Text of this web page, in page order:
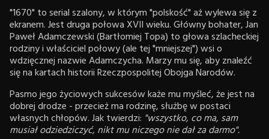
"1670" to serial szalony, w którym "polskość" aż wylewa się z
ekranem. Jest druga połowa XVII wieku. Główny bohater, Jan
Paweł Adamczewski (Bartłomiej Topa) to głowa szlacheckiej
rodziny i właściciel połowy (ale tej "mniejszej") wsi o
wdzięcznej nazwie Adamczycha. Marzy mu się, aby znaleźć
się na kartach historii Rzeczpospolitej Obojga Narodów.
Pasmo jego życiowych sukcesów każe mu myśleć, że jest na
dobrej drodze - przecież ma rodzinę, służbę w postaci
własnych chłopów. Jak twierdzi: "wszystko, co ma, sam
musiał odziedziczyć, nikt mu niczego nie dał za darmo".